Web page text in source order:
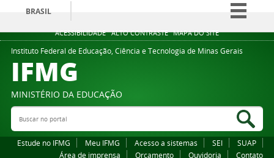
ACESSIBILIDADE ALTO CONTRASTE MAPA DO SITE
BRASIL
Simplifique!
Comunica BR
Legislação
Instituto Federal de Educação, Ciência e Tecnologia de Minas Gerais
IFMG
MINISTÉRIO DA EDUCAÇÃO
Buscar no portal
Estude no IFMG Meu IFMG Acesso a sistemas SEI
SUAP
Área de imprensa
Orcamento Ouvidoria Contato